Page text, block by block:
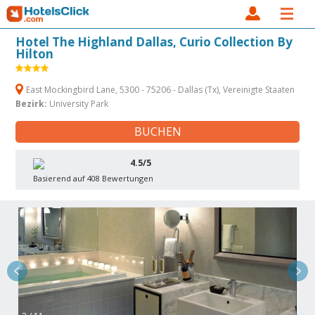
Hotel The Highland Dallas, Curio Collection By
Hilton
East Mockingbird Lane, 5300 - 75206 - Dallas (Tx), Vereinigte Staaten
Bezirk: University Park
BUCHEN
4.5/5
Basierend auf 408 Bewertungen